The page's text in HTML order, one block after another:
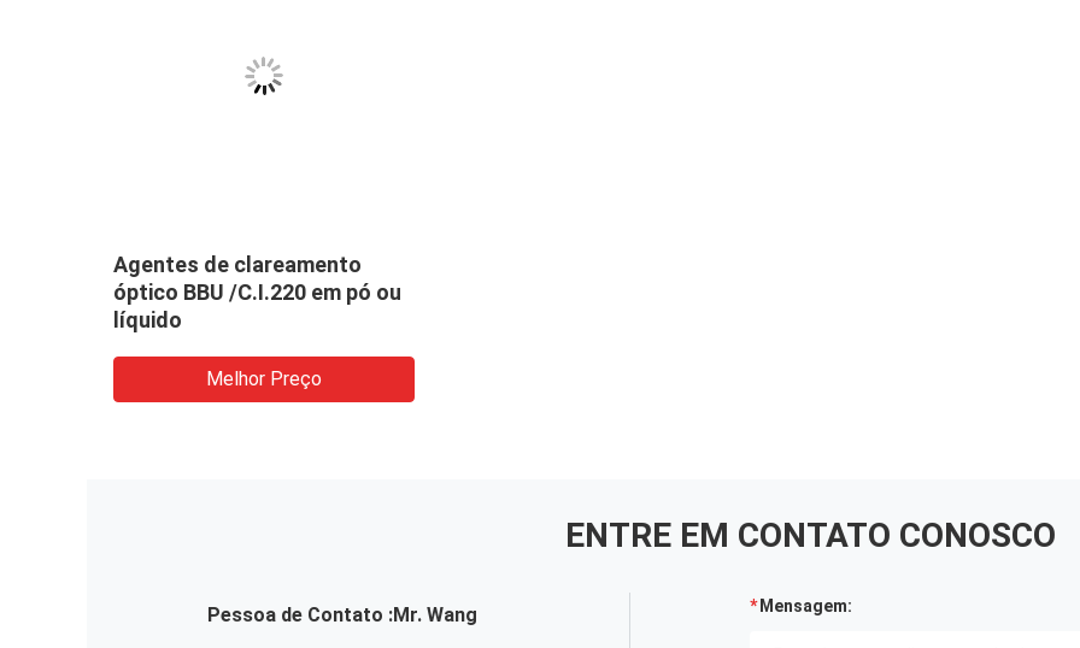
Agentes de clareamento
óptico BBU /C.I.220 em pó ou
líquido
Melhor Preço
ENTRE EM CONTATO CONOSCO
Pessoa de Contato :Mr. Wang
Mensagem: